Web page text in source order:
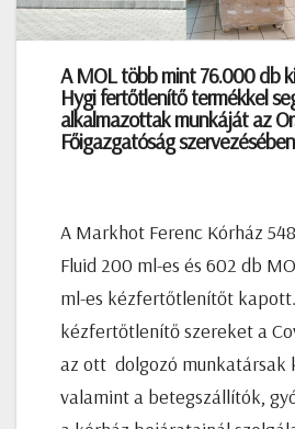
A MOL több mint 76.000 db
Hygi fertőtlenítő termékkel
alkalmazottak munkáját az
Főigazgatóság
A Markhot Ferenc Kórház
Fluid 200 ml-es és 602 db
ml-es kézfertőtlenítőt
kézfertőtlenítő szereket a
az ott dolgozó munkatársak
valamint a betegszállítók,